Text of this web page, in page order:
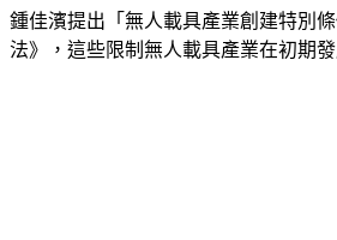
鍾佳濱提出「無人載具產業創建特別
法》，這些限制無人載具產業在初期